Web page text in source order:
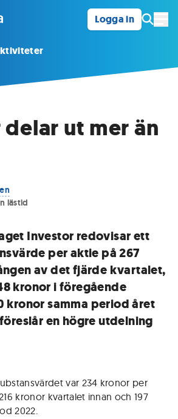
Logga in
ut mer än
lästid
Investor redovisar ett
per aktie på 267
av det fjärde kvartalet,
kronor i föregående
kronor samma period året
en högre utdelning
var 234 kronor per
kronor kvartalet innan och 197
2022.